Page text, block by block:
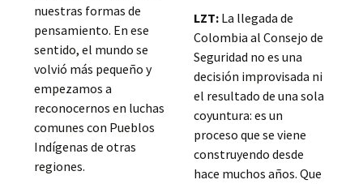
nuestras formas de
pensamiento. En ese
sentido, el mundo se
volvió más pequeño y
empezamos a
reconocernos en luchas
comunes con Pueblos
Indígenas de otras
regiones.
LZT:La llegada de
Colombia al Consejo de
Seguridad no es una
decisión improvisada ni
el resultado de una sola
coyuntura: es un
proceso que se viene
construyendo desde
hace muchos años. Que